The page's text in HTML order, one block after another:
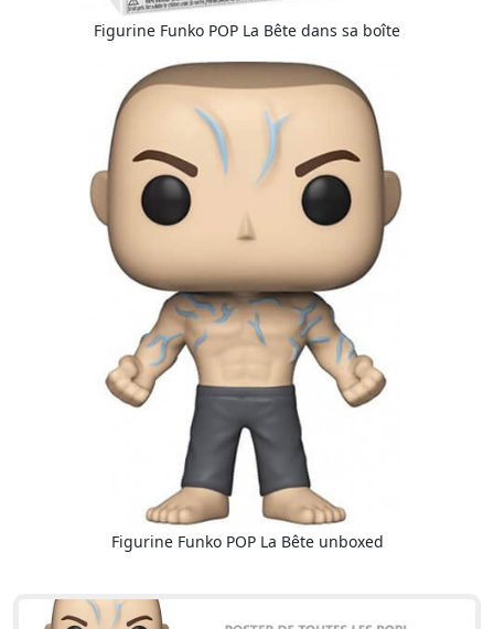
Figurine Funko POP La Bête dans sa boîte
Figurine Funko POP La Bête unboxed